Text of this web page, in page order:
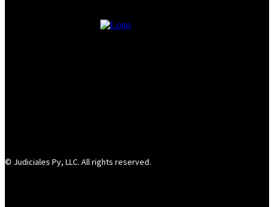
© Judiciales Py, LLC. All rights reserved.